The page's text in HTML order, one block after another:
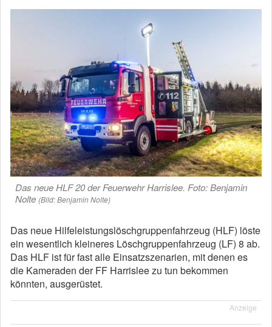
Das neue HLF 20 der Feuerwehr Harrislee. Foto: Benjamin
Nolte (Bild: Benjamin Nolte)
Das neue Hilfeleistungslöschgruppenfahrzeug (HLF) löste
ein wesentlich kleineres Löschgruppenfahrzeug (LF) 8 ab.
Das HLF ist für fast alle Einsatzszenarien, mit denen es
die Kameraden der FF Harrislee zu tun bekommen
könnten, ausgerüstet.
Anzeige